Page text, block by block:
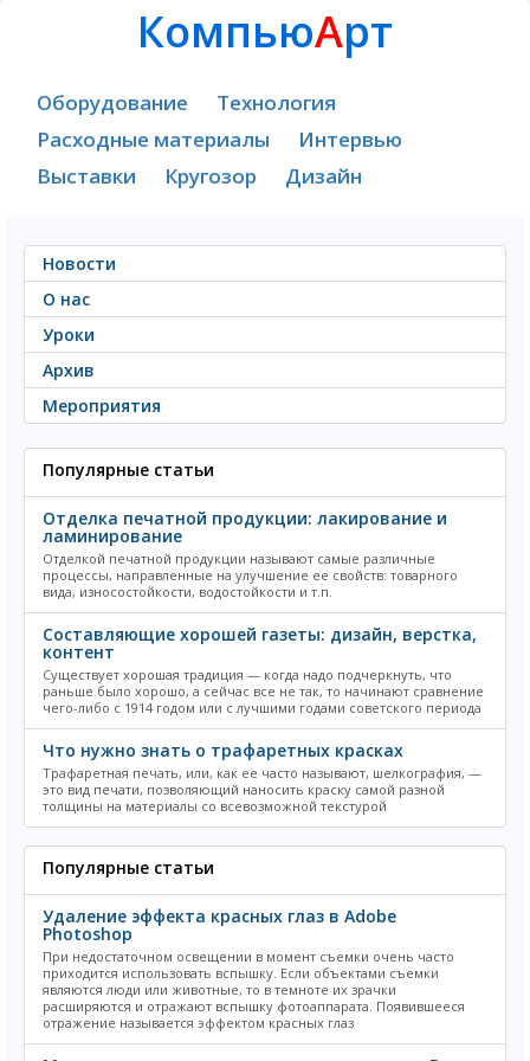
КомпьюАрт
Оборудование
Технология
Расходные материалы
Интервью
Выставки
Кругозор Дизайн
Новости
О нас
Уроки
Архив
Мероприятия
Популярные статьи
Отделка печатной продукции: лакирование и
ламинирование
Отделкой печатной продукции называют самые различные
процессы, направленные на улучшение ее свойств: товарного
вида, износостойкости, водостойкости и т.п.
Составляющие хорошей газеты: дизайн, верстка,
контент
Существует хорошая традиция — когда надо подчеркнуть, что
раньше было хорошо, а сейчас все не так, то начинают сравнение
чего-либо с 1914 годом или с лучшими годами советского периода
Что нужно знать о трафаретных красках
Трафаретная печать, или, как ее часто называют, шелкография, —
это вид печати, позволяющий наносить краску самой разной
толщины на материалы со всевозможной текстурой
Популярные статьи
Удаление эффекта красных глаз в Adobe
Photoshop
При недостаточном освещении в момент съемки очень часто
приходится использовать вспышку. Если объектами съемки
являются люди или животные, то в темноте их зрачки
расширяются и отражают вспышку фотоаппарата. Появившееся
отражение называется эффектом красных глаз